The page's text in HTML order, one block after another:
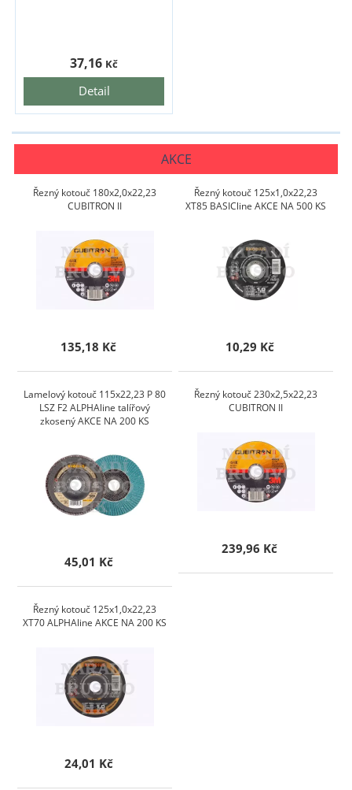
Detail
37,16 Kč
AKCE
Řezný kotouč 180x2,0x22,23
CUBITRON II
135,18 Kč
Řezný kotouč 125x1,0x22,23
XT85 BASICline AKCE NA 500 KS
10,29 Kč
Lamelový kotouč 115x22,23 P 80
LSZ F2 ALPHAline talířový
zkosený AKCE NA 200 KS
45,01 Kč
Řezný kotouč 230x2,5x22,23
CUBITRON II
239,96 Kč
Řezný kotouč 125x1,0x22,23
XT70 ALPHAline AKCE NA 200 KS
24,01 Kč